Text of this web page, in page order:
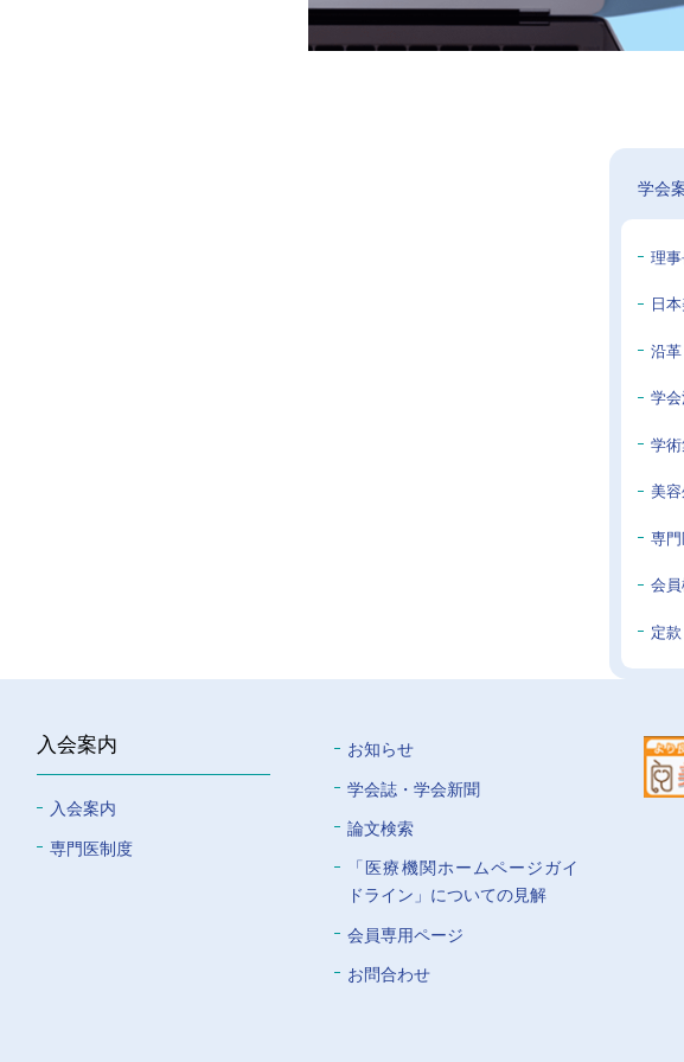
学会
理
日
沿革
学
学
美
専
会
定款
入会案内
入会案内
専門医制度
お知らせ
学会誌・学会新聞
論文検索
「医療機関ホームページガイ
ドライン」についての⾒解
会員専⽤ページ
お問合わせ